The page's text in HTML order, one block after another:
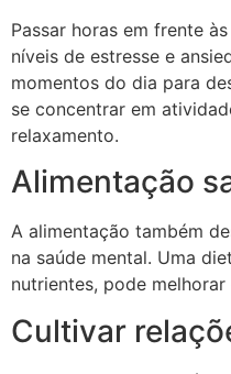
Passar horas em frente
níveis de estresse e
momentos do dia para
se concentrar em
relaxamento.
Alimentação
A alimentação também
na saúde mental. Uma
nutrientes, pode
Cultivar